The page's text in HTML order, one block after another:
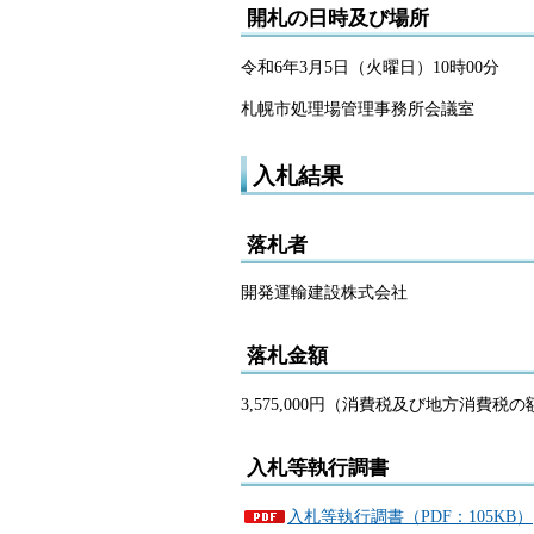
開札の日時及び場所
令和6年3月5日（火曜日）10時00分
札幌市処理場管理事務所会議室
入札結果
落札者
開発運輸建設株式会社
落札金額
3,575,000円（消費税及び地方消費税の
入札等執行調書
入札等執行調書（PDF：105KB）